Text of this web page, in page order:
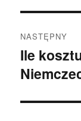
NASTĘPNY
Następny
wpis:
Ile